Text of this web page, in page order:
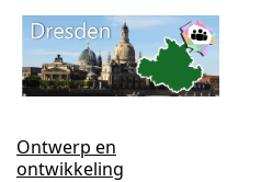
Ontwerp en
ontwikkeling